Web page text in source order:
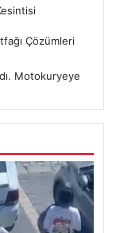
Çözümleri
Motokuryeye